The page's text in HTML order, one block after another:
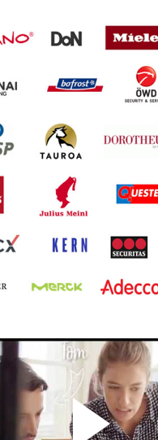
Samstagszusteller*in
Inzing (8Std.)
Mitarbeiter*in (w/m/d)
6134 Vomp
Zusteller*in (w/m/d)
6142 Mieders
Zusteller*in (w/m/d)
6030 Innsbruck
(w/m/d) 6112 Wattens
6112 Wattens
LKW-Fahrer*in (w/m/
6134 Vomp